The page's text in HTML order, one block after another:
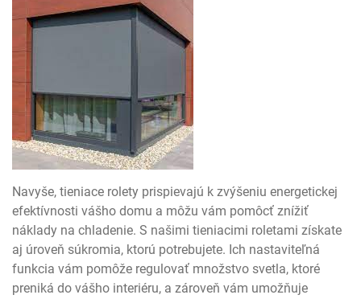
Navyše, tieniace rolety prispievajú k zvýšeniu energetickej
efektívnosti vášho domu a môžu vám pomôcť znížiť
náklady na chladenie. S našimi tieniacimi roletami získate
aj úroveň súkromia, ktorú potrebujete. Ich nastaviteľná
funkcia vám pomôže regulovať množstvo svetla, ktoré
preniká do vášho interiéru, a zároveň vám umožňuje